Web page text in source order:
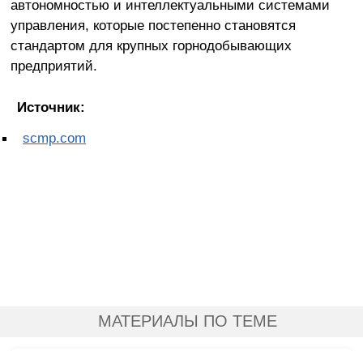
автономностью и интеллектуальными системами
управления, которые постепенно становятся
стандартом для крупных горнодобывающих
предприятий.
Источник:
scmp.com
МАТЕРИАЛЫ ПО ТЕМЕ